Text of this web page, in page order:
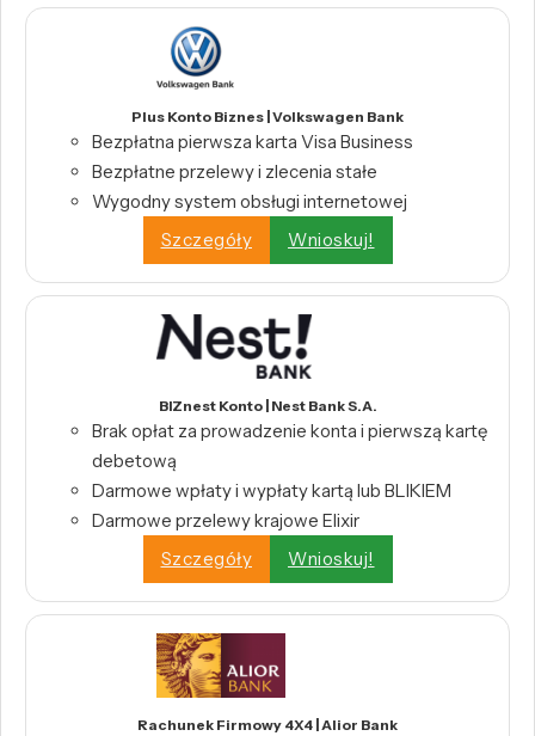
Plus Konto Biznes | Volkswagen Bank
Bezpłatna pierwsza karta Visa Business
Bezpłatne przelewy i zlecenia stałe
Wygodny system obsługi internetowej
Szczegóły
Wnioskuj!
BIZnest Konto | Nest Bank S.A.
Brak opłat za prowadzenie konta i pierwszą kartę
debetową
Darmowe wpłaty i wypłaty kartą lub BLIKIEM
Darmowe przelewy krajowe Elixir
Szczegóły
Wnioskuj!
Rachunek Firmowy 4X4 | Alior Bank